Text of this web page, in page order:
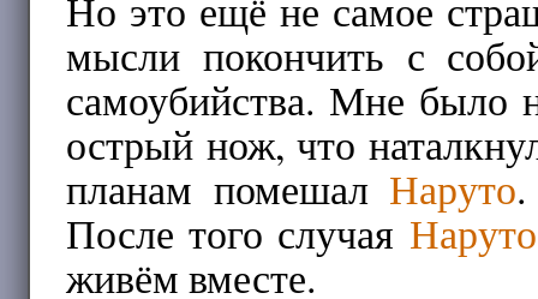
мысли покончить с
самоубийства. Мне было
острый нож, что
планам помешал Наруто
После того случая Наруто
живём вместе.